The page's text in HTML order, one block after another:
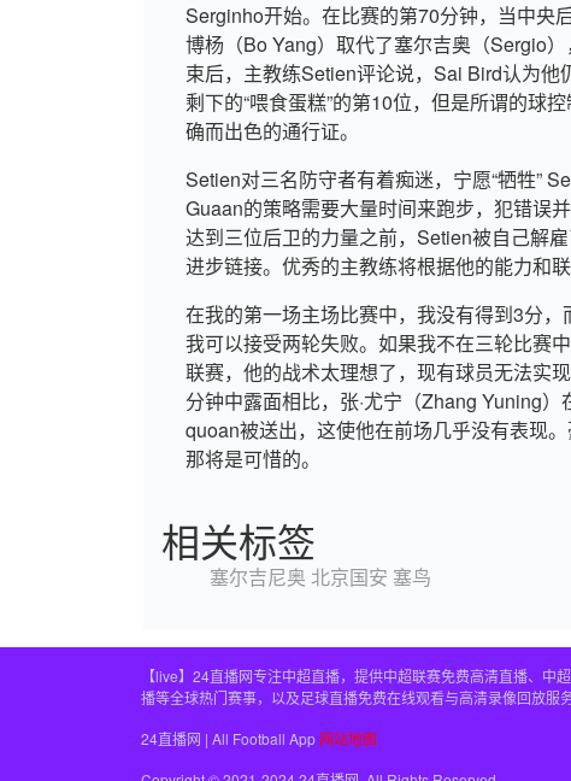
Serginho开始。在比赛的第70分钟，当中央
博杨（Bo Yang）取代了塞尔吉奥（Sergio
束后，主教练Setien评论说，Sai Bird认为
剩下的“喂食蛋糕”的第10位，但是所谓的球
确而出色的通行证。
Setien对三名防守者有着痴迷，宁愿“牺牲”
Guaan的策略需要大量时间来跑步，犯错误
达到三位后卫的力量之前，Setien被自己解
进步链接。优秀的主教练将根据他的能力和联
在我的第一场主场比赛中，我没有得到3分，
我可以接受两轮失败。如果我不在三轮比赛
联赛，他的战术太理想了，现有球员无法实
分钟中露面相比，张·尤宁（Zhang Yuning
quoan被送出，这使他在前场几乎没有表现
那将是可惜的。
相关标签
塞尔吉尼奥 北京国安 塞鸟
【live】24直播网专注中超直播，提供中超联赛免费高清直播、
播等全球热门赛事，以及足球直播免费在线观看与高清录像回放
24直播网 | All Football App 网站地图